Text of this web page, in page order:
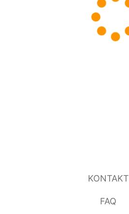
KONTAKT
FAQ